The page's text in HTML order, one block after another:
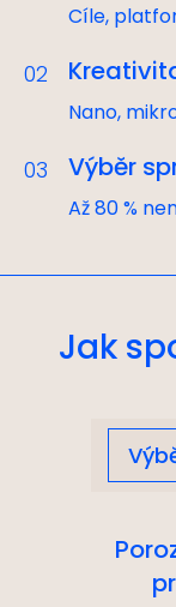
Cíle,
02
Nano,
03 Výběr
Až 80 %
Jak